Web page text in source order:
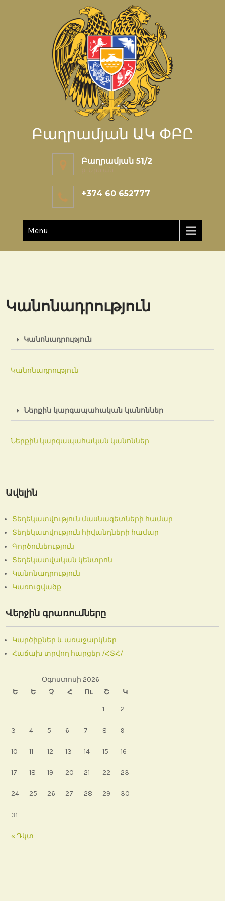
Բաղրամյան ԱԿ ՓԲԸ
Բաղրամյան 51/2
ք. Երևան
+374 60 652777
Menu
Կանոնադրություն
Կանոնադրություն
Կանոնադրություն
Ներքին կարգապահական կանոններ
Ներքին կարգապահական կանոններ
Ավելին
Տեղեկատվություն մասնագետների համար
Տեղեկատվություն հիվանդների համար
Գործունեություն
Տեղեկատվական կենտրոն
Կանոնադրություն
Կառուցվածք
Վերջին գրառումները
Կարծիքներ և առաջարկներ
Հաճախ տրվող հարցեր /ՀՏՀ/
Օգոստոսի 2026
Ե
Ե Չ Հ Ու Շ Կ
« Դկտ
1 2
3 4 5 6 7 8 9
10 11 12 13 14 15 16
17 18 19 20 21 22 23
24 25 26 27 28 29 30
31